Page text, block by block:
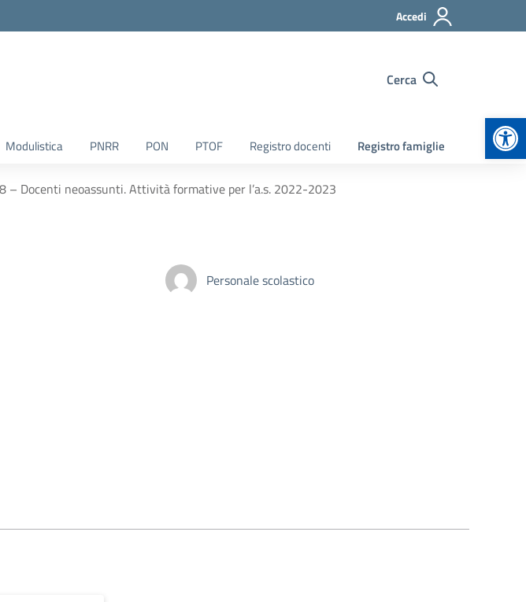
Accedi
Cerca
Modulistica PNRR PON PTOF Registro docenti Registro famiglie
– Docenti neoassunti. Attività formative per l’a.s. 2022-2023
Personale scolastico